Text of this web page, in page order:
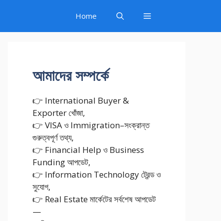
Home
আমাদের সম্পর্কে
👉 International Buyer &
Exporter খোঁজা,
👉 VISA ও Immigration–সংক্রান্ত
গুরুত্বপূর্ণ তথ্য,
👉 Financial Help ও Business
Funding আপডেট,
👉 Information Technology ট্রেন্ড ও
সুযোগ,
👉 Real Estate মার্কেটের সর্বশেষ আপডেট
—